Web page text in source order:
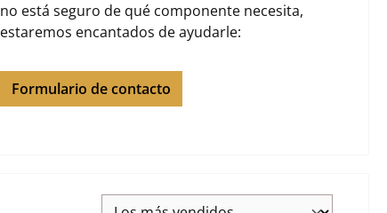
no está seguro de qué componente necesita,
estaremos encantados de ayudarle:
Formulario de contacto